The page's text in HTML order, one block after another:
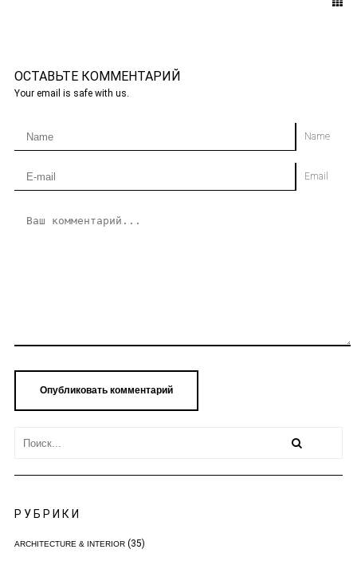
ОСТАВЬТЕ КОММЕНТАРИЙ
Your email is safe with us.
Name
Email
РУБРИКИ
ARCHITECTURE & INTERIOR(35)